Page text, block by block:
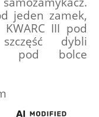
jeden zamek,
III pod
dybli
pod bolce